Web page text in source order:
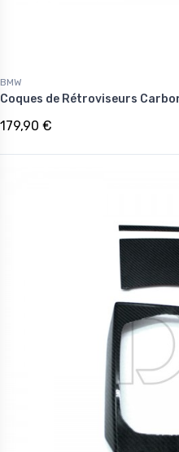
BMW
Coques de Rétroviseurs
179,90 €